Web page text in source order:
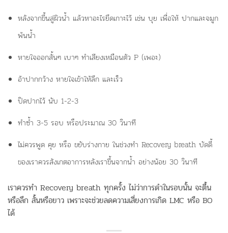
หลังจากขึ้นสู่ผิวน้ำ แล้วหาอะไรยึดเกาะไว้ เช่น บุย เพื่อให้ ปากและจมูก
พ้นน้ำ
หายใจออกสั้นๆ เบาๆ ทำเสียงเหมือนตัว P (เพอะ)
อ้าปากกว้าง หายใจเข้าให้ลึก และเร็ว
ปิดปากไว้ นับ 1-2-3
ทำซ้ำ 3-5 รอบ หรือประมาณ 30 วินาที
ไม่ควรพูด คุย หรือ ขยับร่างกาย ในช่วงทำ Recovery breath บัดดี้
ของเราควรสังเกตอาการหลังเราขึ้นจากน้ำ อย่างน้อย 30 วินาที
เราควรทำ Recovery breath ทุกครั้ง ไม่ว่าการดำในรอบนั้น จะตื้น
หรือลึก สั้นหรือยาว เพราะจะช่วยลดความเสี่ยงการเกิด LMC หรือ BO
ได้